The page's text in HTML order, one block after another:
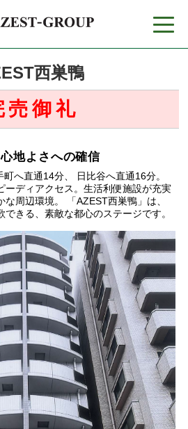
toggle
西巣鴨
売御礼
地よさへの確信
へ直通14分、 日比谷へ直通16分。
ーディアクセス。生活利便施設が充実
周辺環境。 「AZEST西巣鴨」は、
きる、素敵な都心のステージです。